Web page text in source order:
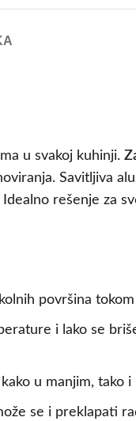
u svakoj kuhinji.
Savitljiva
rešenje za
površina
i lako se
u manjim, tako i
se i preklapati